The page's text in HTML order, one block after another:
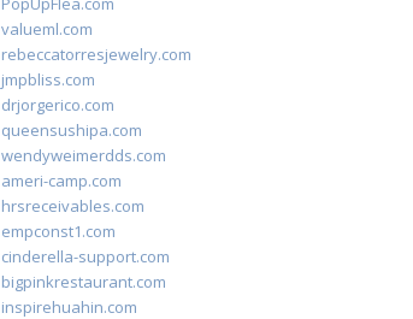
valueml.com
rebeccatorresjewelry.com
jmpbliss.com
drjorgerico.com
queensushipa.com
wendyweimerdds.com
ameri-camp.com
hrsreceivables.com
empconst1.com
cinderella-support.com
bigpinkrestaurant.com
inspirehuahin.com